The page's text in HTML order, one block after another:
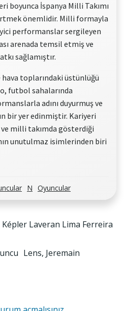
boyunca İspanya Milli Takımı
önemlidir. Milli formayla
performanslar sergileyen
arenada temsil etmiş ve
sağlamıştır.
toplarındaki üstünlüğü
futbol sahalarında
adını duyurmuş ve
bir yer edinmiştir. Kariyeri
milli takımda gösterdiği
unutulmaz isimlerinden biri
N Oyuncular
Képler Laveran Lima Ferreira
Lens, Jeremain